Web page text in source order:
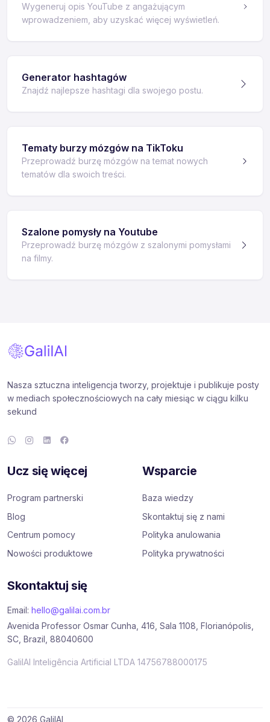
Wygeneruj opis YouTube z angażującym
wprowadzeniem, aby uzyskać więcej wyświetleń.
Generator hashtagów
Znajdź najlepsze hashtagi dla swojego postu.
Tematy burzy mózgów na TikToku
Przeprowadź burzę mózgów na temat nowych
tematów dla swoich treści.
Szalone pomysły na Youtube
Przeprowadź burzę mózgów z szalonymi pomysłami
na filmy.
Nasza sztuczna inteligencja tworzy, projektuje i publikuje posty
w mediach społecznościowych na cały miesiąc w ciągu kilku
sekund
Ucz się więcej
Program partnerski
Blog
Centrum pomocy
Nowości produktowe
Wsparcie
Baza wiedzy
Skontaktuj się z nami
Polityka anulowania
Polityka prywatności
Skontaktuj się
Email: hello@galilai.com.br
Avenida Professor Osmar Cunha, 416, Sala 1108, Florianópolis,
SC, Brazil, 88040600
GalilAI Inteligência Artificial LTDA 14756788000175
© 2026 GalilAI